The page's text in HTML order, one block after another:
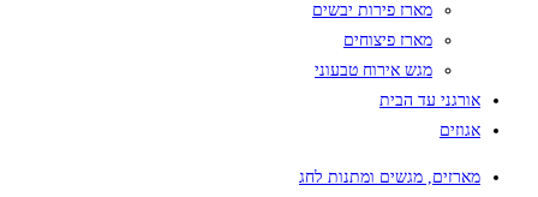
מארז פירות יבשים
מארז פיצוחים
מגש אירוח טבעוני
אורגני עד הבית
אגוזים
מארזים, מגשים ומתנות לחג